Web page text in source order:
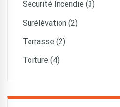
Sécurité Incendie (3)
Surélévation (2)
Terrasse (2)
Toiture (4)